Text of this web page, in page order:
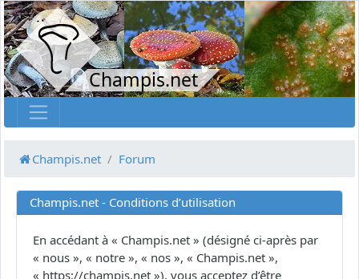
Champis.net
Champis.net Forum
Champis.net - Conditions d’utilisation
En accédant à « Champis.net » (désigné ci-après par
« nous », « notre », « nos », « Champis.net »,
« https://champis.net »), vous acceptez d’être